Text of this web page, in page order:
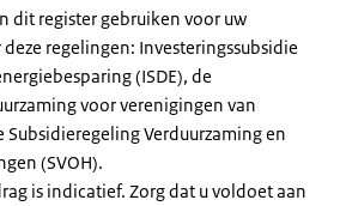
dit register gebruiken voor uw
regelingen: Investeringssubsidie
(ISDE), de
voor verenigingen van
Subsidieregeling Verduurzaming en
(SVOH).
is indicatief. Zorg dat u voldoet aan